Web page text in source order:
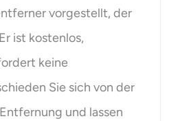
vorgestellt, der
ist kostenlos,
keine
Sie sich von der
und lassen